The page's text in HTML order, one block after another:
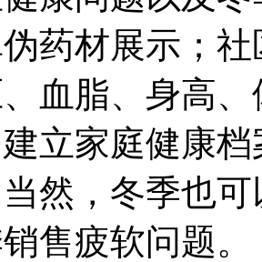
药材展示；
血脂、身高
立家庭健康
然，冬季也
售疲软问题。